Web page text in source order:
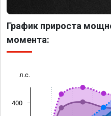
График прироста
момента:
л.с.
400